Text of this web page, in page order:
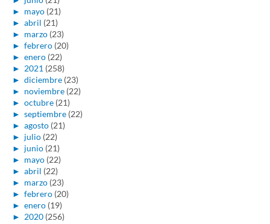
► mayo (21)
► abril (21)
► marzo (23)
► febrero (20)
► enero (22)
► 2021 (258)
► diciembre (23)
► noviembre (22)
► octubre (21)
► septiembre (22)
► agosto (21)
► julio (22)
► junio (21)
► mayo (22)
► abril (22)
► marzo (23)
► febrero (20)
► enero (19)
► 2020 (256)